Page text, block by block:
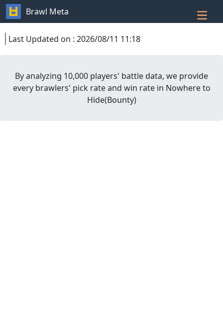
Brawl Meta
Last Updated on : 2026/08/11 11:18
By analyzing 10,000 players' battle data, we provide
every brawlers' pick rate and win rate in Nowhere to
Hide(Bounty)